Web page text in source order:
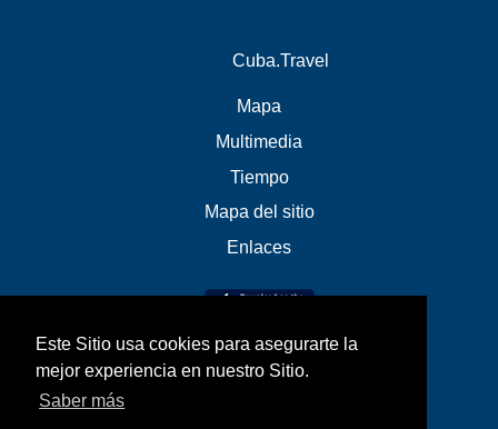
Este Sitio usa cookies para asegurarte la
mejor experiencia en nuestro Sitio.
Saber más
Cuba.Travel
Mapa
Multimedia
Tiempo
Mapa del sitio
Enlaces